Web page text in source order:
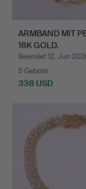
ARMBAND MIT
18K GOLD.
Beendet 12. Jun
5 Gebote
338 USD